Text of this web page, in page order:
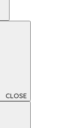
CLOSE